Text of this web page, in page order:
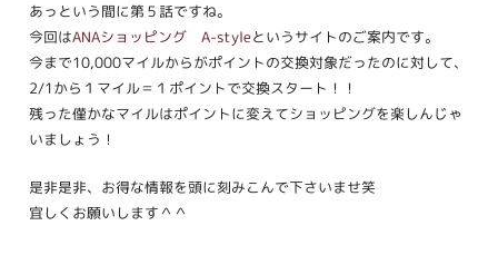
あっという間に第５話ですね。
今回はANAショッピング A-styleというサイトのご案内です。
今まで10,000マイルからがポイントの交換対象だったのに対して、
2/1から１マイル＝１ポイントで交換スタート！！
残った僅かなマイルはポイントに変えてショッピングを楽しんじゃ
いましょう！
是非是非、お得な情報を頭に刻みこんで下さいませ笑
宜しくお願いします＾＾